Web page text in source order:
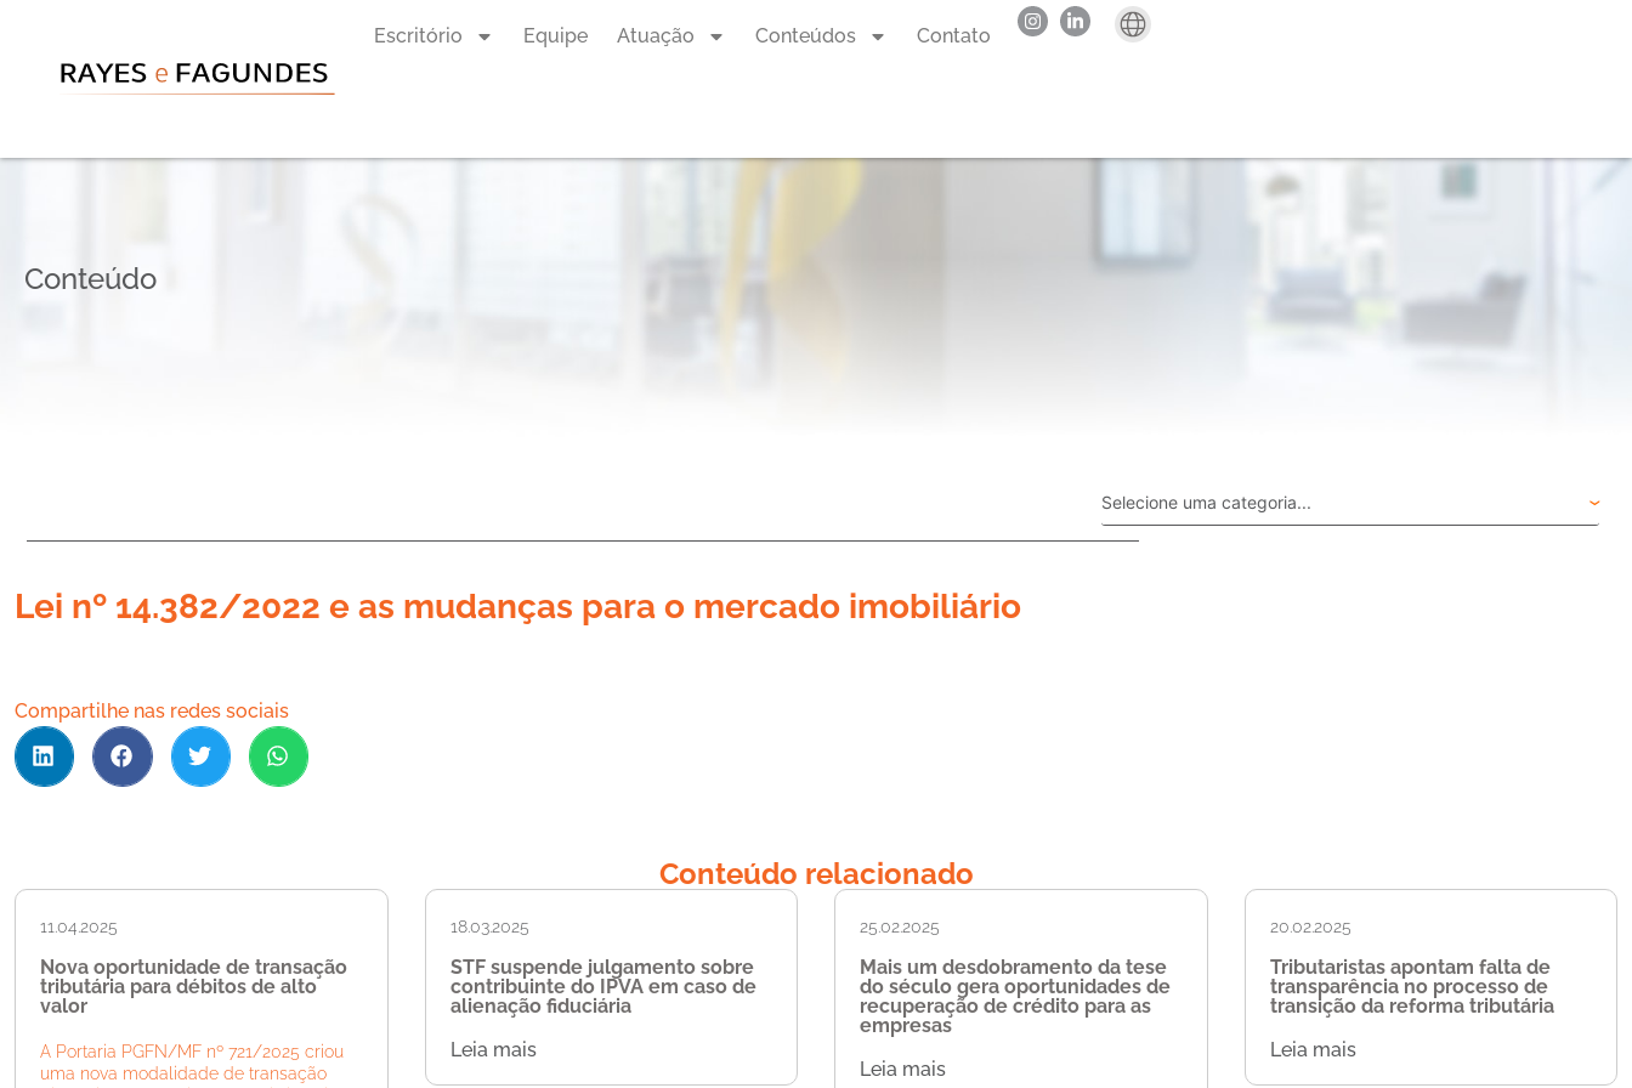
Escritório Equipe Atuação Conteúdos Contato
Conteúdo
Lei nº 14.382/2022 e as mudanças para o mercado imobiliário
Compartilhe nas redes sociais
Conteúdo relacionado
11.04.2025
Nova oportunidade de transação
tributária para débitos de alto
valor
A Portaria PGFN/MF nº 721/2025 criou
uma nova modalidade de transação
18.03.2025
STF suspende julgamento sobre
contribuinte do IPVA em caso de
alienação fiduciária
Leia mais
25.02.2025
Mais um desdobramento da tese
do século gera oportunidades de
recuperação de crédito para as
empresas
Leia mais
20.02.2025
Tributaristas apontam falta de
transparência no processo de
transição da reforma tributária
Leia mais